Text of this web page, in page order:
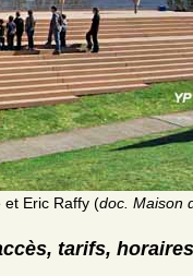
et Eric Raffy (doc. Maison
tarifs, horaires